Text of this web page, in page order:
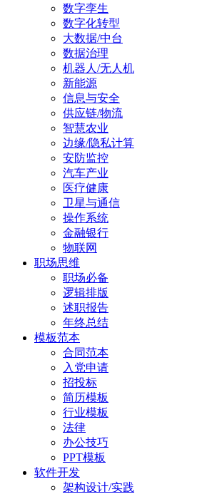
数字孪生
数字化转型
大数据/中台
数据治理
机器人/无人机
新能源
信息与安全
供应链/物流
智慧农业
边缘/隐私计算
安防监控
汽车产业
医疗健康
卫星与通信
操作系统
金融银行
物联网
职场思维
职场必备
逻辑排版
述职报告
年终总结
模板范本
合同范本
入党申请
招投标
简历模板
行业模板
法律
办公技巧
PPT模板
软件开发
架构设计/实践